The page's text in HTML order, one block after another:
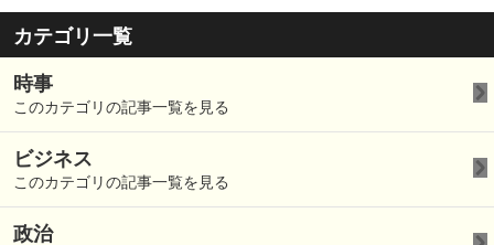
カテゴリ一覧
時事
このカテゴリの記事一覧を見る
ビジネス
このカテゴリの記事一覧を見る
政治